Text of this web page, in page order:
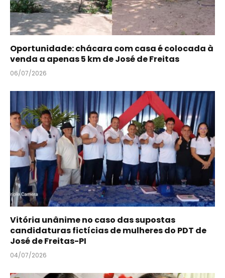
Oportunidade: chácara com casa é colocada à
venda a apenas 5 km de José de Freitas
06/07/2026
Vitória unânime no caso das supostas
candidaturas fictícias de mulheres do PDT de
José de Freitas-PI
04/07/2026